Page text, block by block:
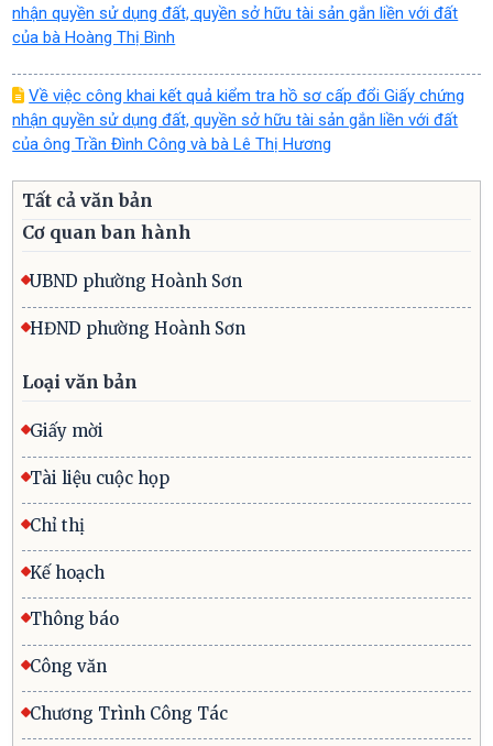
nhận quyền sử dụng đất, quyền sở hữu tài sản gắn liền với đất
của bà Hoàng Thị Bình
Về việc công khai kết quả kiểm tra hồ sơ cấp đổi Giấy chứng
nhận quyền sử dụng đất, quyền sở hữu tài sản gắn liền với đất
của ông Trần Đình Công và bà Lê Thị Hương
Tất cả văn bản
Cơ quan ban hành
UBND phường Hoành Sơn
HĐND phường Hoành Sơn
Loại văn bản
Giấy mời
Tài liệu cuộc họp
Chỉ thị
Kế hoạch
Thông báo
Công văn
Chương Trình Công Tác